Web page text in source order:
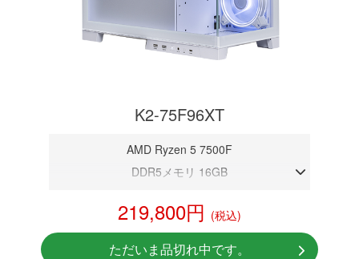
K2-75F96XT
AMD Ryzen 5 7500F
DDR5メモリ 16GB
NVMeSSD 1TB
Windows11 Home 64bit
219,800円 (税込)
ただいま品切れ中です。